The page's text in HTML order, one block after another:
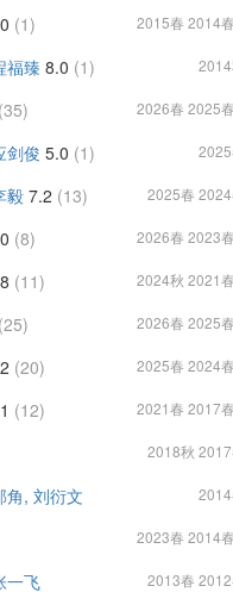
(1) 2015春 2014春
福臻 8.0 (1)
(35) 2026春 2025春
剑俊 5.0 (1)
毅 7.2 (13) 2025春
(8) 2026春 2023春
(11) 2024秋 2021春
(25) 2026春 2025春
(20) 2025春 2024春
(12) 2021春 2017春
2018秋
角, 刘衍文
2023春 2014春
一飞 2013春